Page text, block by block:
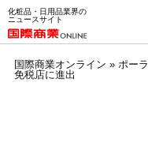
化粧品・日用品業界の
ニュースサイト
国際商業オンライン » ポーラ
免税店に進出